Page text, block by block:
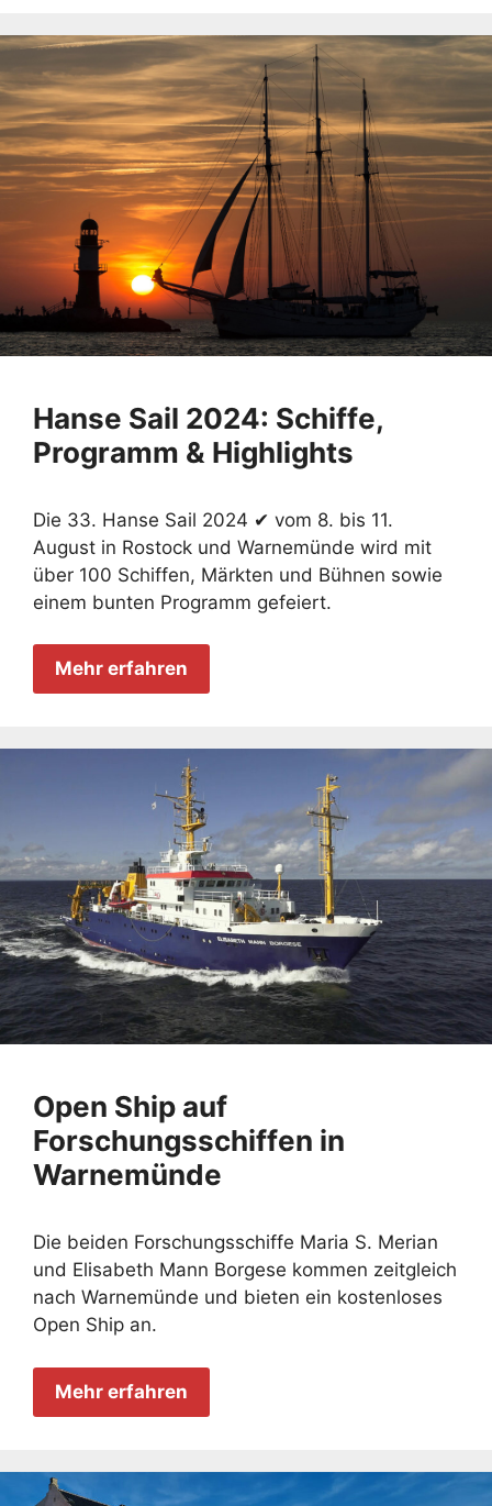
Hanse Sail 2024: Schiffe,
Programm & Highlights
Die 33. Hanse Sail 2024 ✔ vom 8. bis 11.
August in Rostock und Warnemünde wird mit
über 100 Schiffen, Märkten und Bühnen sowie
einem bunten Programm gefeiert.
Mehr erfahren
Open Ship auf
Forschungsschiffen in
Warnemünde
Die beiden Forschungsschiffe Maria S. Merian
und Elisabeth Mann Borgese kommen zeitgleich
nach Warnemünde und bieten ein kostenloses
Open Ship an.
Mehr erfahren